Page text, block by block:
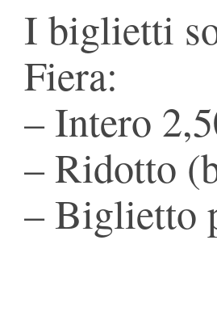
I biglietti
Fiera:
– Intero
– Ridotto
– Biglietto